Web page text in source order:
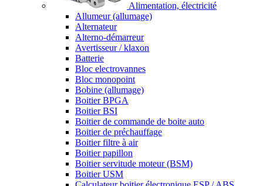
Alimentation, électricité
Allumeur (allumage)
Alternateur
Alterno-démarreur
Avertisseur / klaxon
Batterie
Bloc electrovannes
Bloc monopoint
Bobine (allumage)
Boitier BPGA
Boitier BSI
Boitier de commande de boite auto
Boitier de préchauffage
Boitier filtre à air
Boitier papillon
Boitier servitude moteur (BSM)
Boitier USM